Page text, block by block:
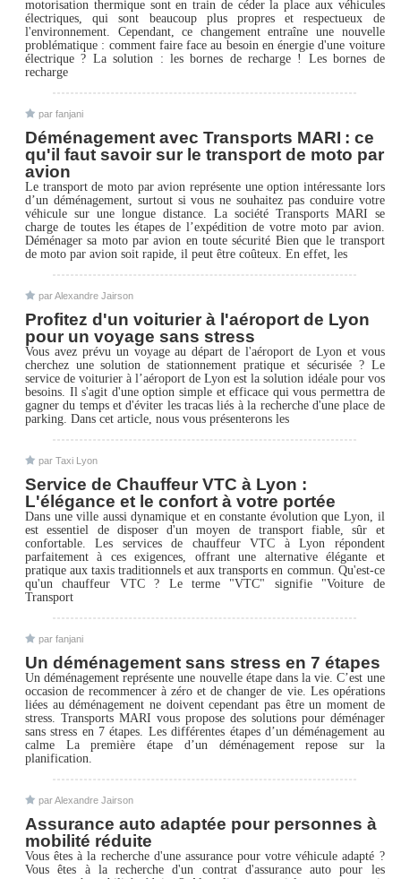
motorisation thermique sont en train de céder la place aux véhicules
électriques, qui sont beaucoup plus propres et respectueux de
l'environnement. Cependant, ce changement entraîne une nouvelle
problématique : comment faire face au besoin en énergie d'une voiture
électrique ? La solution : les bornes de recharge ! Les bornes de
recharge
par fanjani
Déménagement avec Transports MARI : ce
qu'il faut savoir sur le transport de moto par
avion
Le transport de moto par avion représente une option intéressante lors
d’un déménagement, surtout si vous ne souhaitez pas conduire votre
véhicule sur une longue distance. La société Transports MARI se
charge de toutes les étapes de l’expédition de votre moto par avion.
Déménager sa moto par avion en toute sécurité Bien que le transport
de moto par avion soit rapide, il peut être coûteux. En effet, les
par Alexandre Jairson
Profitez d'un voiturier à l'aéroport de Lyon
pour un voyage sans stress
Vous avez prévu un voyage au départ de l'aéroport de Lyon et vous
cherchez une solution de stationnement pratique et sécurisée ? Le
service de voiturier à l’aéroport de Lyon est la solution idéale pour vos
besoins. Il s'agit d'une option simple et efficace qui vous permettra de
gagner du temps et d'éviter les tracas liés à la recherche d'une place de
parking. Dans cet article, nous vous présenterons les
par Taxi Lyon
Service de Chauffeur VTC à Lyon :
L'élégance et le confort à votre portée
Dans une ville aussi dynamique et en constante évolution que Lyon, il
est essentiel de disposer d'un moyen de transport fiable, sûr et
confortable. Les services de chauffeur VTC à Lyon répondent
parfaitement à ces exigences, offrant une alternative élégante et
pratique aux taxis traditionnels et aux transports en commun. Qu'est-ce
qu'un chauffeur VTC ? Le terme "VTC" signifie "Voiture de
Transport
par fanjani
Un déménagement sans stress en 7 étapes
Un déménagement représente une nouvelle étape dans la vie. C’est une
occasion de recommencer à zéro et de changer de vie. Les opérations
liées au déménagement ne doivent cependant pas être un moment de
stress. Transports MARI vous propose des solutions pour déménager
sans stress en 7 étapes. Les différentes étapes d’un déménagement au
calme La première étape d’un déménagement repose sur la
planification.
par Alexandre Jairson
Assurance auto adaptée pour personnes à
mobilité réduite
Vous êtes à la recherche d'une assurance pour votre véhicule adapté ?
Vous êtes à la recherche d'un contrat d'assurance auto pour les